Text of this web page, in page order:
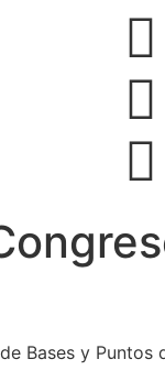
Bases y